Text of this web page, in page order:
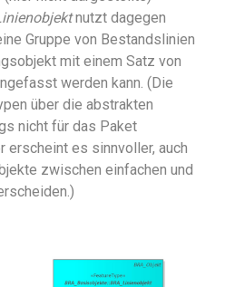
nutzt dagegen
Gruppe von Bestandslinien
mit einem Satz von
werden kann. (Die
über die abstrakten
nicht für das Paket
erscheint es sinnvoller, auch
zwischen einfachen und